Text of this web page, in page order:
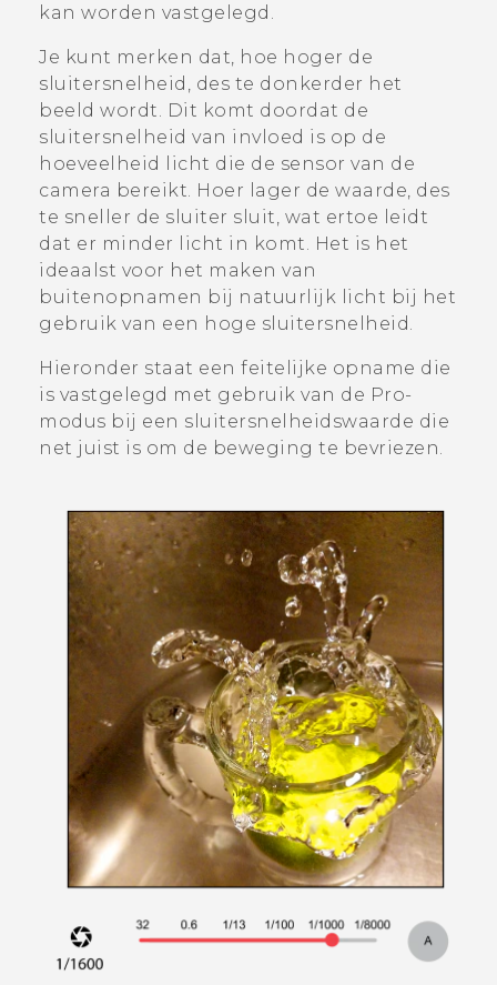
kan worden vastgelegd.
Je kunt merken dat, hoe hoger de
sluitersnelheid, des te donkerder het
beeld wordt. Dit komt doordat de
sluitersnelheid van invloed is op de
hoeveelheid licht die de sensor van de
camera bereikt. Hoer lager de waarde, des
te sneller de sluiter sluit, wat ertoe leidt
dat er minder licht in komt. Het is het
ideaalst voor het maken van
buitenopnamen bij natuurlijk licht bij het
gebruik van een hoge sluitersnelheid.
Hieronder staat een feitelijke opname die
is vastgelegd met gebruik van de Pro-
modus bij een sluitersnelheidswaarde die
net juist is om de beweging te bevriezen.